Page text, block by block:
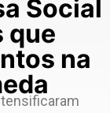
Social
que
na